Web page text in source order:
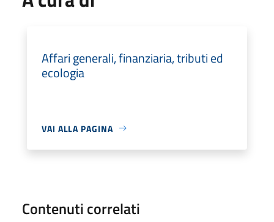
Affari generali, finanziaria, tributi ed
ecologia
VAI ALLA PAGINA
Contenuti correlati